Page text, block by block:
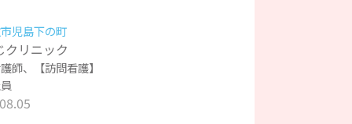
児島下の町
クリニック
師、【訪問看護】